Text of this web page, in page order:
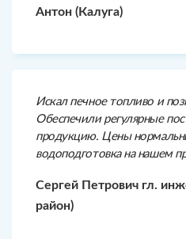
Антон (Калуга)
Искал печное топливо и
Обеспечили регулярные
продукцию. Цены
водоподготовка на нашем
Сергей Петрович гл.
район)